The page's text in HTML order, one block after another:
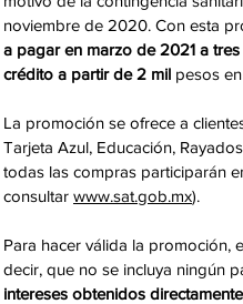
noviembre de 2020. Con esta
a pagar en marzo de 2021 a
crédito a partir de 2 mil pesos
La promoción se ofrece a
Tarjeta Azul, Educación,
todas las compras participarán
consultar www.sat.gob.mx).
Para hacer válida la promoción,
decir, que no se incluya ningún
intereses obtenidos directamente